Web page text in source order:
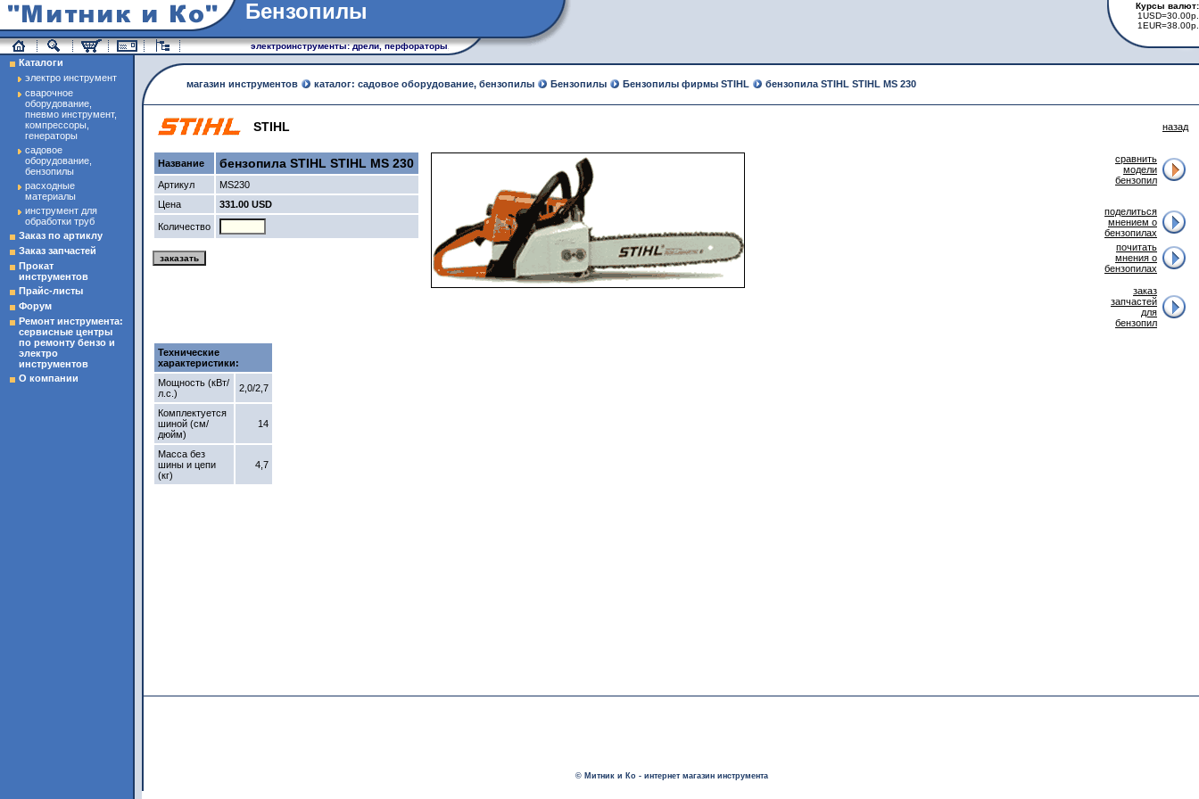
Бензопилы
электроинструменты: дрели, перфораторы, рубанки, лобзики, углошлифовальные машины
магазин инструменты
магазин инструментов каталог: садовое оборудование, бензопилы Бензопилы Бензопилы фирмы STIHL бензопила STIHL STIHL MS 230
STIHL назад
Название бензопила STIHL STIHL MS 230
Артикул
MS230
Цена
331.00 USD
Количество
сравнить
модели
бензопил
поделиться
мнением о
бензопилах
почитать
мнения о
бензопилах
заказ
запчастей
для
бензопил
Технические
характеристики:
Мощность (кВт/
л.с.)
2,0/2,7
Комплектуется
шиной (см/
дюйм)
14
Масса без
шины и цепи
(кг)
4,7
© Митник и Ко - интернет магазин инструмента
Курсы валют:
1USD=30.00р.
1EUR=38.00р.
Каталоги
электро инструмент
сварочное
оборудование,
пневмо инструмент,
компрессоры,
генераторы
садовое
оборудование,
бензопилы
расходные
материалы
инструмент для
обработки труб
Заказ по артиклу
Заказ запчастей
Прокат
инструментов
Прайс-листы
Форум
Ремонт инструмента:
сервисные центры
по ремонту бензо и
электро
инструментов
О компании